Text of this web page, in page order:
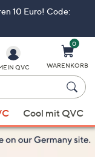
10 Euro! Code:
QVC
0
WARENKORB
Cool mit QVC